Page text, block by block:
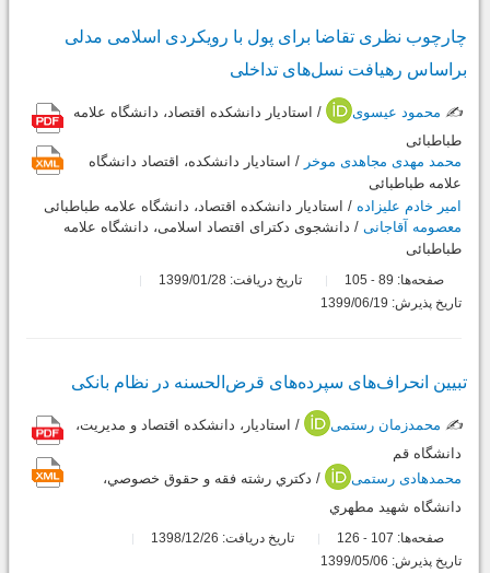
چارچوب نظری تقاضا برای پول با رویکردی اسلامی‌ مدلی
براساس رهیافت نسل‌های تداخلی
✍️ محمود عیسوی
/ استادیار دانشکده اقتصاد، دانشگاه علامه
طباطبائی
محمد مهدی مجاهدی موخر / استادیار دانشکده، اقتصاد دانشگاه
علامه طباطبائی
امیر خادم علیزاده / استادیار دانشکده اقتصاد، دانشگاه علامه طباطبائی
معصومه آقاجانی / دانشجوی دکترای اقتصاد اسلامی، دانشگاه علامه
طباطبائی
صفحه‌ها: 89
-
تاریخ دریافت: 1399/01/28
تاریخ پذیرش: 1399/06/19
تبیین انحراف‌های‌ سپرده‌های قرض‌الحسنه در نظام بانکی
✍️ محمدزمان رستمی
/ استاديار، دانشكده اقتصاد و مديريت،
دانشگاه قم
محمدهادی رستمی
/ دكتري رشته فقه و حقوق خصوصي،
دانشگاه شهيد مطهري
صفحه‌ها: 107
-
تاریخ دریافت: 1398/12/26
تاریخ پذیرش: 1399/05/06